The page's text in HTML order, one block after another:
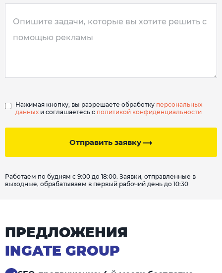
Отправить заявку
Нажимая кнопку, вы разрешаете обработку персональных
данных и соглашаетесь с политикой конфиденциальности
Работаем по будням с 9:00 до 18:00. Заявки, отправленные в
выходные, обрабатываем в первый рабочий день до 10:30
ПРЕДЛОЖЕНИЯ
INGATE GROUP